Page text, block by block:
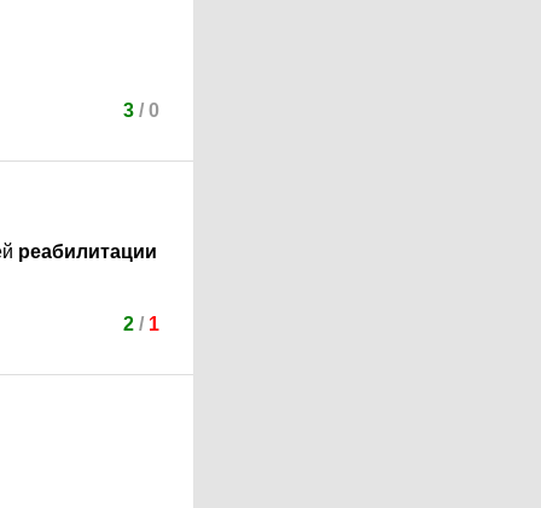
3/ 0
реабилитации
2/ 1